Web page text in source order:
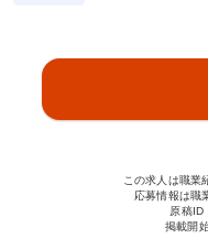
この求人は職業
応募情報は職
原稿ID
掲載開